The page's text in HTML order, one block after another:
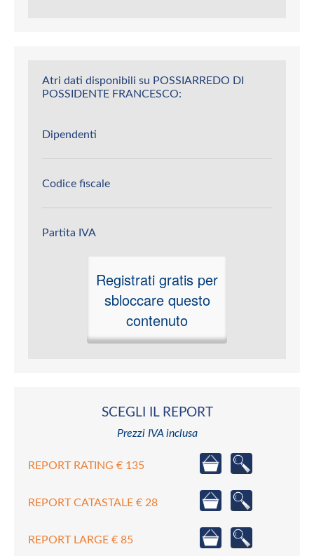
Atri dati disponibili su POSSIARREDO DI
POSSIDENTE FRANCESCO:
Dipendenti
Codice fiscale
Partita IVA
Registrati gratis per
sbloccare questo
contenuto
SCEGLI IL REPORT
Prezzi IVA inclusa
REPORT RATING € 135
REPORT CATASTALE € 28
REPORT LARGE € 85